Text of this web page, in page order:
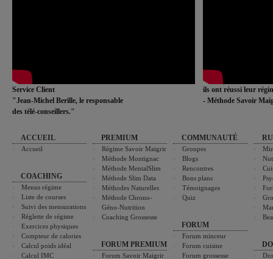
Service Client
"Jean-Michel Berille, le responsable
des télé-conseillers."
ils ont réussi leur
- Méthode Savoir
ACCUEIL
Accueil
COACHING
Menus régime
Liste de courses
Suivi des mensurations
Réglette de régime
Exercices physiques
Compteur de calories
Calcul poids idéal
Calcul IMC
PREMIUM
Régime Savoir Maigrir
Méthode Montignac
Méthode MentalSlim
Méthode Slim Data
Méthodes Naturelles
Méthode Chrono-
Géno-Nutrition
Coaching Grossesse
FORUM PREMIUM
Forum Savoir Maigrir
COMMUNAUTÉ
Groupes
Blogs
Rencontres
Bons plans
Témoignages
Quiz
FORUM
Forum minceur
Forum cuisine
Forum grossesse